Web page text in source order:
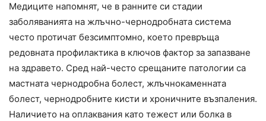
Медиците напомнят, че в ранните си стадии
заболяванията на жлъчно-чернодробната система
често протичат безсимптомно, което превръща
редовната профилактика в ключов фактор за запазване
на здравето. Сред най-често срещаните патологии са
мастната чернодробна болест, жлъчнокаменната
болест, чернодробните кисти и хроничните възпаления.
Наличието на оплаквания като тежест или болка в